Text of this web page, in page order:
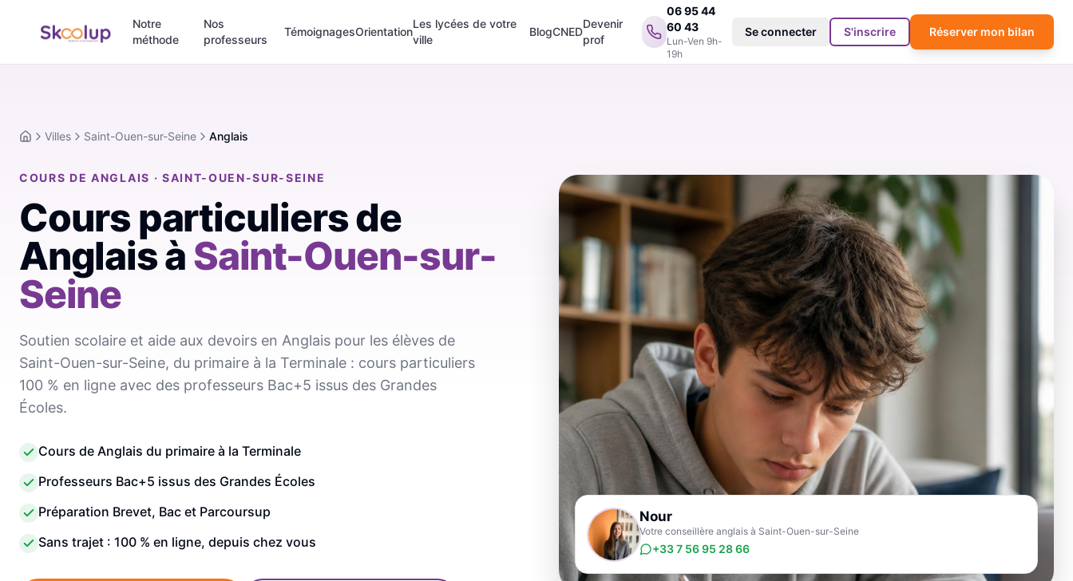
Notre
méthode
Nos
professeurs
TémoignagesOrientation
Les lycées de votre
ville
BlogCNED
Devenir
prof
06 95 44
60 43
Lun-Ven 9h-
19h
Se connecter S'inscrire Réserver mon bilan
AccueilVilles Saint-Ouen-sur-Seine Anglais
COURS DE ANGLAIS · SAINT-OUEN-SUR-SEINE
Cours particuliers de
AnglaisàSaint-Ouen-sur-
Seine
Soutien scolaire et aide aux devoirs en Anglais pour les élèves de
Saint-Ouen-sur-Seine, du primaire à la Terminale : cours particuliers
100 % en ligne avec des professeurs Bac+5 issus des Grandes
Écoles.
Cours de Anglais du primaire à la Terminale
Professeurs Bac+5 issus des Grandes Écoles
Préparation Brevet, Bac et Parcoursup
Sans trajet : 100 % en ligne, depuis chez vous
Nour
Votre conseillère anglais à Saint-Ouen-sur-Seine
+33 7 56 95 28 66